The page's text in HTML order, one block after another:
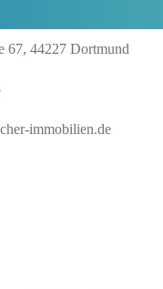
67, 44227 Dortmund
immobilien.de